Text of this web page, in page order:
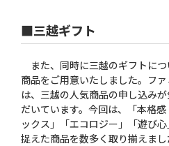
■三越ギフト
また、同時に三越のギフトに
商品をご用意いたしました。フ
は、三越の人気商品の申し込み
だいています。今回は、「本格
ックス」「エコロジー」「遊び
捉えた商品を数多く取り揃えまし